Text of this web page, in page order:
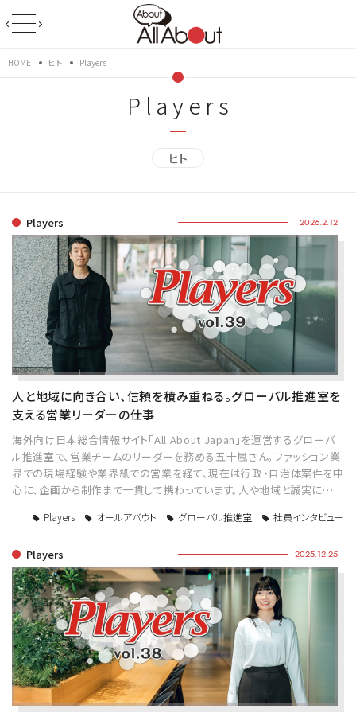
HOME ヒト Players
Players
ヒト
Players 2026.2.12
人と地域に向き合い、信頼を積み重ねる。グローバル推進室を
支える営業リーダーの仕事
海外向け日本総合情報サイト「All About Japan」を運営するグローバ
ル推進室で、営業チームのリーダーを務める五十嵐さん。ファッション業
界での現場経験や業界紙での営業を経て、現在は行政・自治体案件を中
心に、企画から制作まで一貫して携わっています。人や地域と誠実に…
Players オールアバウト グローバル推進室 社員インタビュー
Players 2025.12.25